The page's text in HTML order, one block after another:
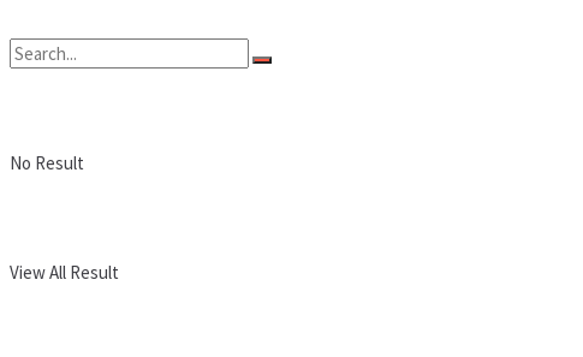
No Result
View All Result